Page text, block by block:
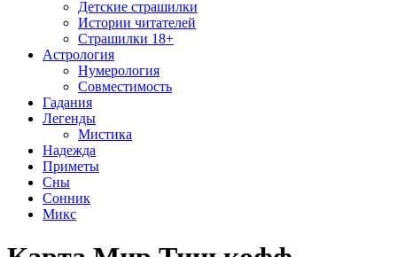
Детские страшилки
Истории читателей
Страшилки 18+
Астрология
Нумерология
Совместимость
Гадания
Легенды
Мистика
Надежда
Приметы
Сны
Сонник
Микс